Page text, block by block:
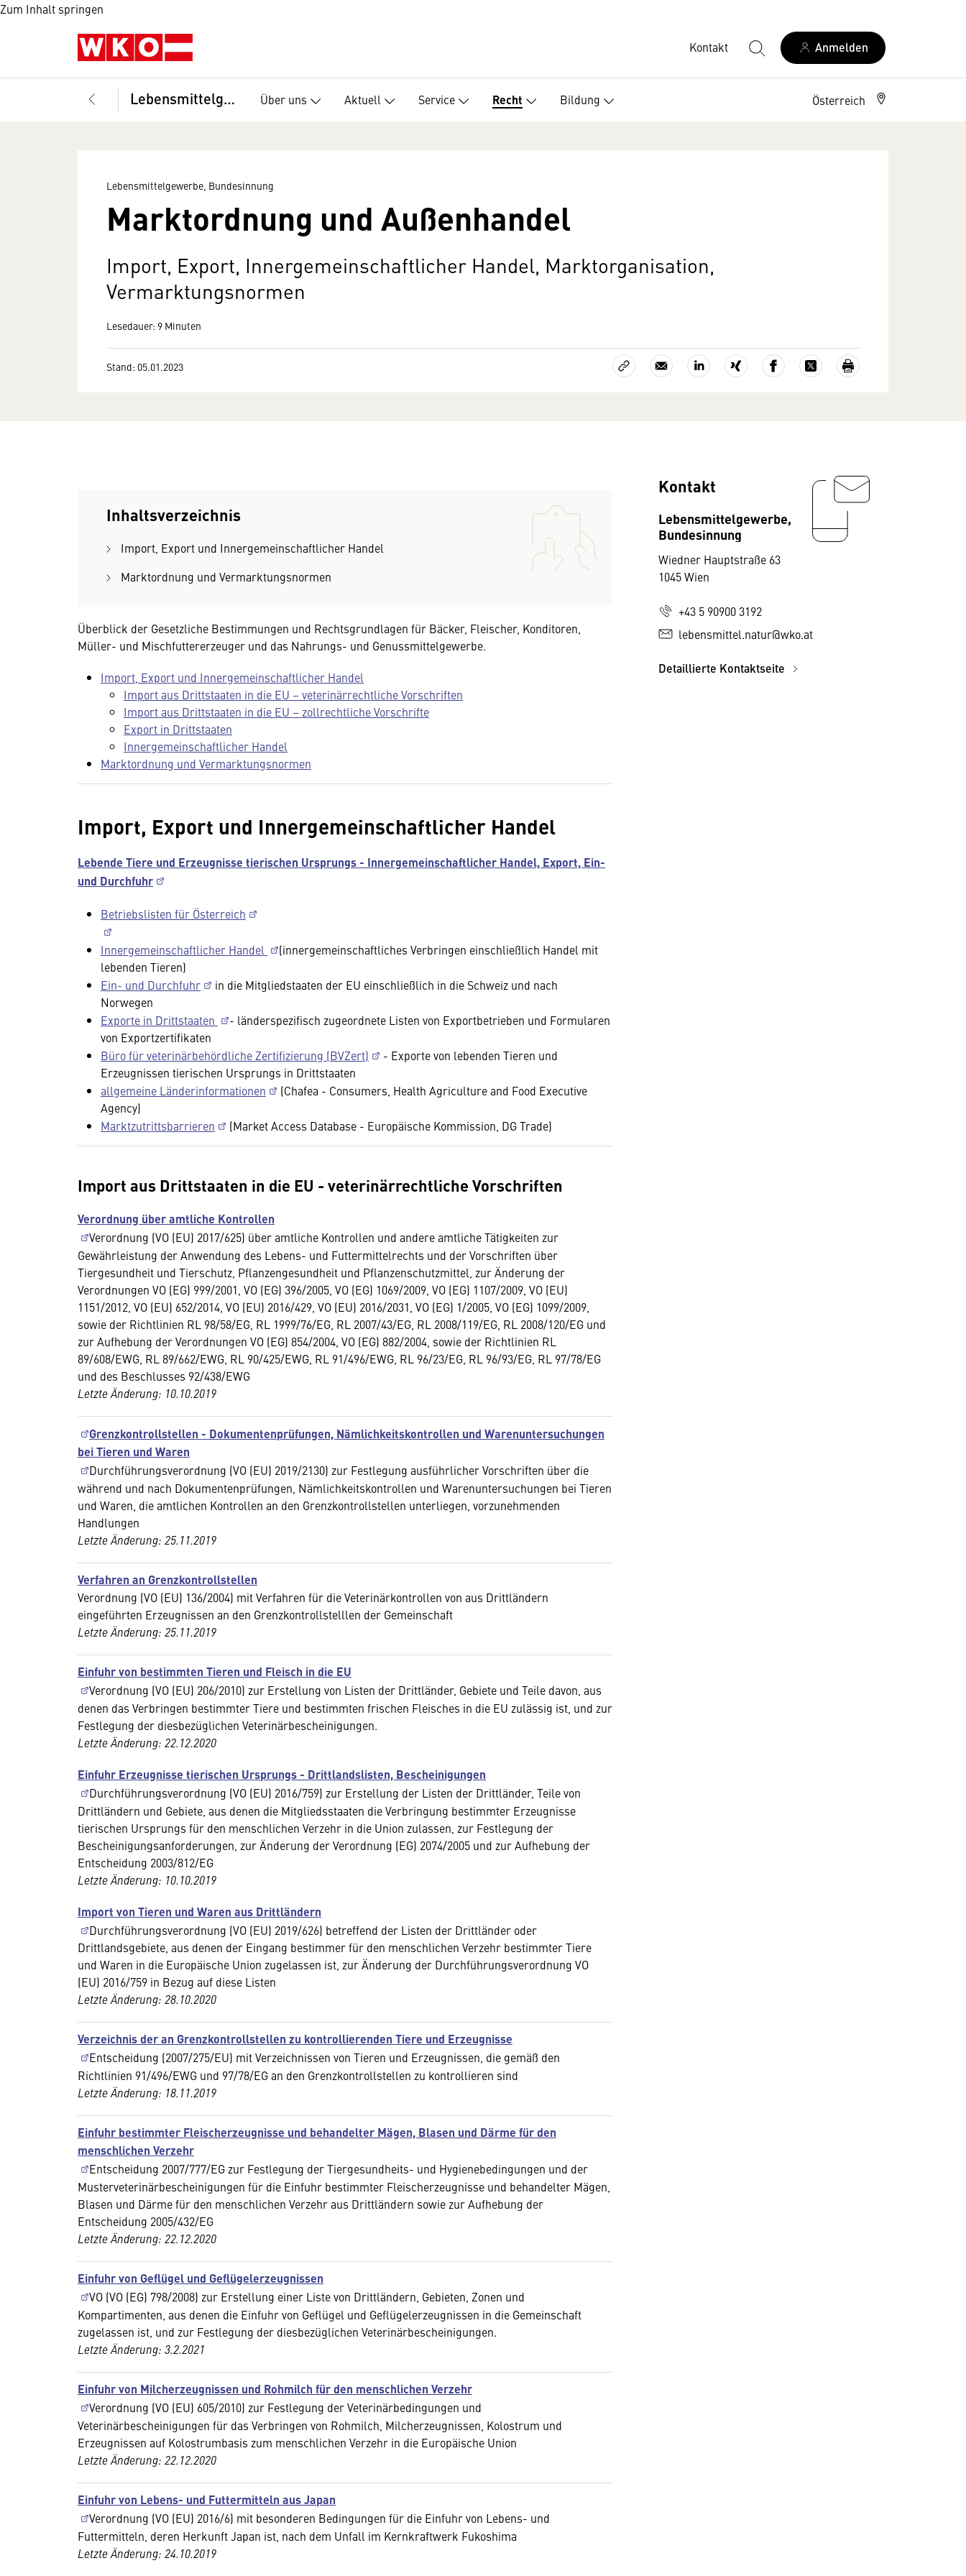
Zum Inhalt springen
Kontakt Anmelden
Lebensmittelgewerbe, Bundesinnung Über uns Aktuell Service Recht Bildung Österreich
Lebensmittelgewerbe, Bundesinnung
Marktordnung und Außenhandel
Import, Export, Innergemeinschaftlicher Handel, Marktorganisation,
Vermarktungsnormen
Lesedauer: 9 Minuten
Stand: 05.01.2023
Inhaltsverzeichnis
Import, Export und Innergemeinschaftlicher Handel
Marktordnung und Vermarktungsnormen
Überblick der Gesetzliche Bestimmungen und Rechtsgrundlagen für Bäcker, Fleischer, Konditoren,
Müller- und Mischfuttererzeuger und das Nahrungs- und Genussmittelgewerbe.
Import, Export und Innergemeinschaftlicher Handel
Import aus Drittstaaten in die EU – veterinärrechtliche Vorschriften
Import aus Drittstaaten in die EU – zollrechtliche Vorschrifte
Export in Drittstaaten
Innergemeinschaftlicher Handel
Marktordnung und Vermarktungsnormen
Import, Export und Innergemeinschaftlicher Handel
Lebende Tiere und Erzeugnisse tierischen Ursprungs - Innergemeinschaftlicher Handel, Export, Ein-
und Durchfuhr
Betriebslisten für Österreich
Innergemeinschaftlicher Handel
(innergemeinschaftliches Verbringen einschließlich Handel mit
lebenden Tieren)
Ein- und Durchfuhr
in die Mitgliedstaaten der EU einschließlich in die Schweiz und nach
Norwegen
Exporte in Drittstaaten
- länderspezifisch zugeordnete Listen von Exportbetrieben und Formularen
von Exportzertifikaten
Büro für veterinärbehördliche Zertifizierung (BVZert)
- Exporte von lebenden Tieren und
Erzeugnissen tierischen Ursprungs in Drittstaaten
allgemeine Länderinformationen
(Chafea - Consumers, Health Agriculture and Food Executive
Agency)
Marktzutrittsbarrieren
(Market Access Database - Europäische Kommission, DG Trade)
Import aus Drittstaaten in die EU - veterinärrechtliche Vorschriften
Verordnung über amtliche Kontrollen
Verordnung (VO (EU) 2017/625) über amtliche Kontrollen und andere amtliche Tätigkeiten zur
Gewährleistung der Anwendung des Lebens- und Futtermittelrechts und der Vorschriften über
Tiergesundheit und Tierschutz, Pflanzengesundheit und Pflanzenschutzmittel, zur Änderung der
Verordnungen VO (EG) 999/2001, VO (EG) 396/2005, VO (EG) 1069/2009, VO (EG) 1107/2009, VO (EU)
1151/2012, VO (EU) 652/2014, VO (EU) 2016/429, VO (EU) 2016/2031, VO (EG) 1/2005, VO (EG) 1099/2009,
sowie der Richtlinien RL 98/58/EG, RL 1999/76/EG, RL 2007/43/EG, RL 2008/119/EG, RL 2008/120/EG und
zur Aufhebung der Verordnungen VO (EG) 854/2004, VO (EG) 882/2004, sowie der Richtlinien RL
89/608/EWG, RL 89/662/EWG, RL 90/425/EWG, RL 91/496/EWG, RL 96/23/EG, RL 96/93/EG, RL 97/78/EG
und des Beschlusses 92/438/EWG
Letzte Änderung: 10.10.2019
Grenzkontrollstellen - Dokumentenprüfungen, Nämlichkeitskontrollen und Warenuntersuchungen
bei Tieren und Waren
Durchführungsverordnung (VO (EU) 2019/2130) zur Festlegung ausführlicher Vorschriften über die
während und nach Dokumentenprüfungen, Nämlichkeitskontrollen und Warenuntersuchungen bei Tieren
und Waren, die amtlichen Kontrollen an den Grenzkontrollstellen unterliegen, vorzunehmenden
Handlungen
Letzte Änderung: 25.11.2019
Verfahren an Grenzkontrollstellen
Verordnung (VO (EU) 136/2004) mit Verfahren für die Veterinärkontrollen von aus Drittländern
eingeführten Erzeugnissen an den Grenzkontrollstelllen der Gemeinschaft
Letzte Änderung: 25.11.2019
Einfuhr von bestimmten Tieren und Fleisch in die EU
Verordnung (VO (EU) 206/2010) zur Erstellung von Listen der Drittländer, Gebiete und Teile davon, aus
denen das Verbringen bestimmter Tiere und bestimmten frischen Fleisches in die EU zulässig ist, und zur
Festlegung der diesbezüglichen Veterinärbescheinigungen.
Letzte Änderung: 22.12.2020
Einfuhr Erzeugnisse tierischen Ursprungs - Drittlandslisten, Bescheinigungen
Durchführungsverordnung (VO (EU) 2016/759) zur Erstellung der Listen der Drittländer, Teile von
Drittländern und Gebiete, aus denen die Mitgliedsstaaten die Verbringung bestimmter Erzeugnisse
tierischen Ursprungs für den menschlichen Verzehr in die Union zulassen, zur Festlegung der
Bescheinigungsanforderungen, zur Änderung der Verordnung (EG) 2074/2005 und zur Aufhebung der
Entscheidung 2003/812/EG
Letzte Änderung: 10.10.2019
Import von Tieren und Waren aus Drittländern
Durchführungsverordnung (VO (EU) 2019/626) betreffend der Listen der Drittländer oder
Drittlandsgebiete, aus denen der Eingang bestimmer für den menschlichen Verzehr bestimmter Tiere
und Waren in die Europäische Union zugelassen ist, zur Änderung der Durchführungsverordnung VO
(EU) 2016/759 in Bezug auf diese Listen
Letzte Änderung: 28.10.2020
Verzeichnis der an Grenzkontrollstellen zu kontrollierenden Tiere und Erzeugnisse
Entscheidung (2007/275/EU) mit Verzeichnissen von Tieren und Erzeugnissen, die gemäß den
Richtlinien 91/496/EWG und 97/78/EG an den Grenzkontrollstellen zu kontrollieren sind
Letzte Änderung: 18.11.2019
Einfuhr bestimmter Fleischerzeugnisse und behandelter Mägen, Blasen und Därme für den
menschlichen Verzehr
Entscheidung 2007/777/EG zur Festlegung der Tiergesundheits- und Hygienebedingungen und der
Musterveterinärbescheinigungen für die Einfuhr bestimmter Fleischerzeugnisse und behandelter Mägen,
Blasen und Därme für den menschlichen Verzehr aus Drittländern sowie zur Aufhebung der
Entscheidung 2005/432/EG
Letzte Änderung: 22.12.2020
Einfuhr von Geflügel und Geflügelerzeugnissen
VO (VO (EG) 798/2008) zur Erstellung einer Liste von Drittländern, Gebieten, Zonen und
Kompartimenten, aus denen die Einfuhr von Geflügel und Geflügelerzeugnissen in die Gemeinschaft
zugelassen ist, und zur Festlegung der diesbezüglichen Veterinärbescheinigungen.
Letzte Änderung: 3.2.2021
Einfuhr von Milcherzeugnissen und Rohmilch für den menschlichen Verzehr
Verordnung (VO (EU) 605/2010) zur Festlegung der Veterinärbedingungen und
Veterinärbescheinigungen für das Verbringen von Rohmilch, Milcherzeugnissen, Kolostrum und
Erzeugnissen auf Kolostrumbasis zum menschlichen Verzehr in die Europäische Union
Letzte Änderung: 22.12.2020
Einfuhr von Lebens- und Futtermitteln aus Japan
Verordnung (VO (EU) 2016/6) mit besonderen Bedingungen für die Einfuhr von Lebens- und
Futtermitteln, deren Herkunft Japan ist, nach dem Unfall im Kernkraftwerk Fukoshima
Letzte Änderung: 24.10.2019
Kontakt
Lebensmittelgewerbe,
Bundesinnung
Wiedner Hauptstraße 63
1045 Wien
+43 5 90900 3192
lebensmittel.natur@wko.at
Detaillierte Kontaktseite